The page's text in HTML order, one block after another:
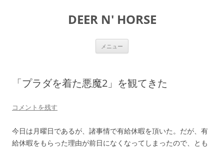
DEER N' HORSE
メニュー
へ
ス
キ
「プラダを着た悪魔2」を観てきた
コメントを残す
今日は月曜日であるが、諸事情で有給休暇を頂いた。だが、有
給休暇をもらった理由が前日になくなってしまったので、とも